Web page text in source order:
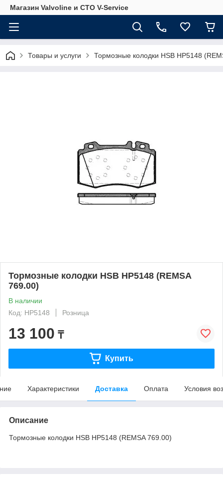
Магазин Valvoline и СТО V-Service
Товары и услуги Тормозные колодки HSB HP5148
Тормозные колодки HSB HP5148 (REMSA
769.00)
В наличии
Код: HP5148
Розница
13 100 ₸
Купить
Характеристики Доставка Оплата Условия
Описание
Тормозные колодки HSB HP5148 (REMSA 769.00)